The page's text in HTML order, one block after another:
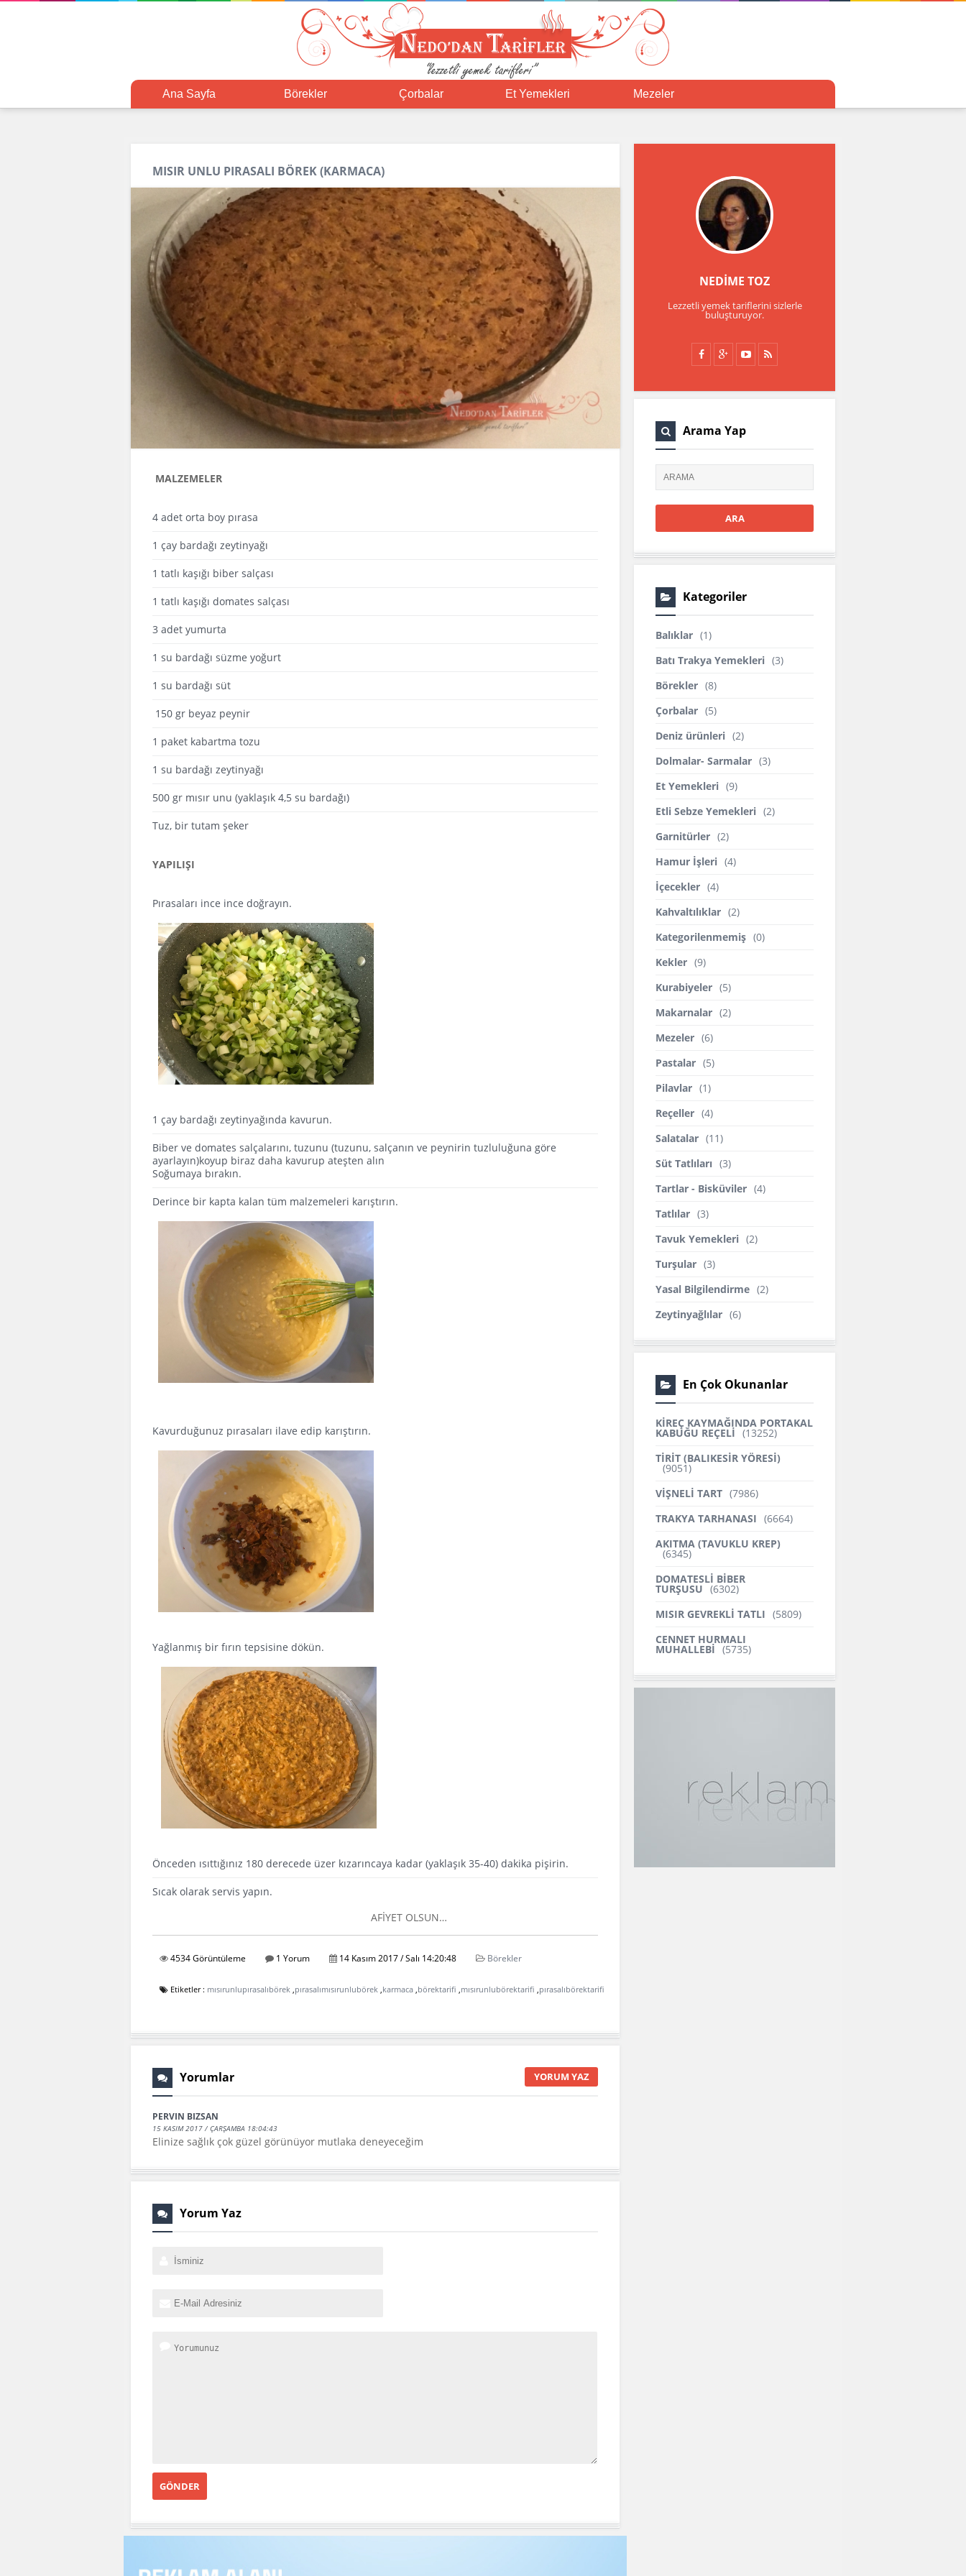
Ana Sayfa Börekler Çorbalar Et Yemekleri Mezeler
MISIR UNLU PIRASALI BÖREK (KARMACA)
MALZEMELER
4 adet orta boy pırasa
1 çay bardağı zeytinyağı
1 tatlı kaşığı biber salçası
1 tatlı kaşığı domates salçası
3 adet yumurta
1 su bardağı süzme yoğurt
1 su bardağı süt
150 gr beyaz peynir
1 paket kabartma tozu
1 su bardağı zeytinyağı
500 gr mısır unu (yaklaşık 4,5 su bardağı)
Tuz, bir tutam şeker
YAPILIŞI
Pırasaları ince ince doğrayın.
1 çay bardağı zeytinyağında kavurun.
Biber ve domates salçalarını, tuzunu (tuzunu, salçanın ve peynirin tuzluluğuna göre
ayarlayın)koyup biraz daha kavurup ateşten alın
Soğumaya bırakın.
Derince bir kapta kalan tüm malzemeleri karıştırın.
Kavurduğunuz pırasaları ilave edip karıştırın.
Yağlanmış bir fırın tepsisine dökün.
Önceden ısıttığınız 180 derecede üzer kızarıncaya kadar (yaklaşık 35-40) dakika pişirin.
Sıcak olarak servis yapın.
AFİYET OLSUN…
4534 Görüntüleme 1 Yorum 14 Kasım 2017 / Salı 14:20:48 Börekler
Etiketler : mısırunlupırasalıbörek pırasalımısırunlubörek karmaca börektarifi mısırunlubörektarifi pırasalıbörektarifi
Yorumlar YORUM YAZ
PERVIN BIZSAN
15 KASIM 2017 / ÇARŞAMBA 18:04:43
Elinize sağlık çok güzel görünüyor mutlaka deneyeceğim
Yorum Yaz
GÖNDER
NEDİME TOZ
Lezzetli yemek tariflerini sizlerle
buluşturuyor.
Arama Yap
Kategoriler
Balıklar (1)
Batı Trakya Yemekleri (3)
Börekler (8)
Çorbalar (5)
Deniz ürünleri (2)
Dolmalar- Sarmalar (3)
Et Yemekleri (9)
Etli Sebze Yemekleri (2)
Garnitürler (2)
Hamur İşleri (4)
İçecekler (4)
Kahvaltılıklar (2)
Kategorilenmemiş (0)
Kekler (9)
Kurabiyeler (5)
Makarnalar (2)
Mezeler (6)
Pastalar (5)
Pilavlar (1)
Reçeller (4)
Salatalar (11)
Süt Tatlıları (3)
Tartlar - Bisküviler (4)
Tatlılar (3)
Tavuk Yemekleri (2)
Turşular (3)
Yasal Bilgilendirme (2)
Zeytinyağlılar (6)
En Çok Okunanlar
KİREÇ KAYMAĞINDA PORTAKAL
KABUĞU REÇELİ (13252)
TİRİT (BALIKESİR YÖRESİ)
(9051)
VİŞNELİ TART (7986)
TRAKYA TARHANASI (6664)
AKITMA (TAVUKLU KREP)
(6345)
DOMATESLİ BİBER
TURŞUSU (6302)
MISIR GEVREKLİ TATLI (5809)
CENNET HURMALI
MUHALLEBİ (5735)